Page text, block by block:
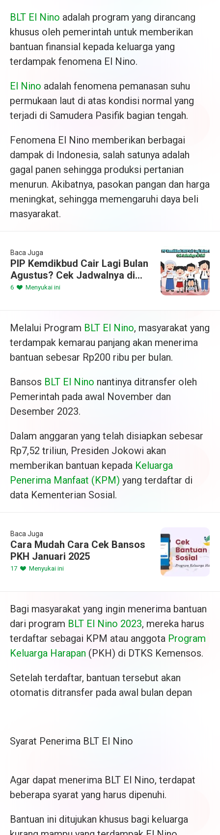
BLT El Nino adalah program yang dirancang
khusus oleh pemerintah untuk memberikan
bantuan finansial kepada keluarga yang
terdampak fenomena El Nino.
El Nino adalah fenomena pemanasan suhu
permukaan laut di atas kondisi normal yang
terjadi di Samudera Pasifik bagian tengah.
Fenomena El Nino memberikan berbagai
dampak di Indonesia, salah satunya adalah
gagal panen sehingga produksi pertanian
menurun. Akibatnya, pasokan pangan dan harga
meningkat, sehingga memengaruhi daya beli
masyarakat.
Baca Juga
PIP Kemdikbud Cair Lagi Bulan
Agustus? Cek Jadwalnya di
Sini
6 Menyukai ini
Melalui Program BLT El Nino, masyarakat yang
terdampak kemarau panjang akan menerima
bantuan sebesar Rp200 ribu per bulan.
Bansos BLT El Nino nantinya ditransfer oleh
Pemerintah pada awal November dan
Desember 2023.
Dalam anggaran yang telah disiapkan sebesar
Rp7,52 triliun, Presiden Jokowi akan
memberikan bantuan kepada Keluarga
Penerima Manfaat (KPM) yang terdaftar di
data Kementerian Sosial.
Baca Juga
Cara Mudah Cara Cek Bansos
PKH Januari 2025
17 Menyukai ini
Bagi masyarakat yang ingin menerima bantuan
dari program BLT El Nino 2023, mereka harus
terdaftar sebagai KPM atau anggota Program
Keluarga Harapan (PKH) di DTKS Kemensos.
Setelah terdaftar, bantuan tersebut akan
otomatis ditransfer pada awal bulan depan
Syarat Penerima BLT El Nino
Agar dapat menerima BLT El Nino, terdapat
beberapa syarat yang harus dipenuhi.
Bantuan ini ditujukan khusus bagi keluarga